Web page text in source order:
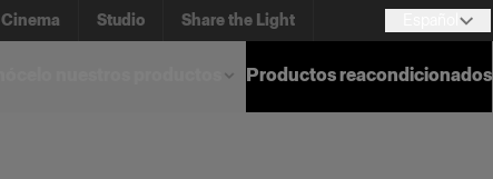
Cinema Studio Share the Light
Productos reacondicionados